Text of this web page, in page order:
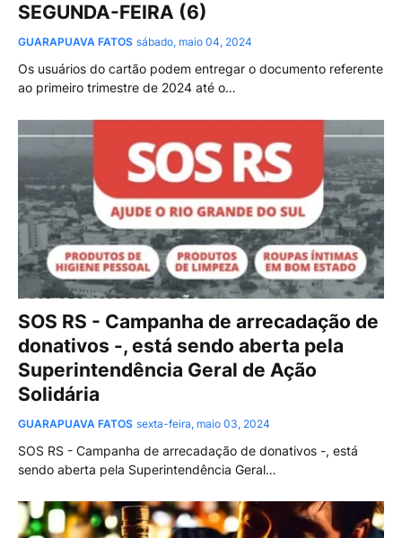
SEGUNDA-FEIRA (6)
GUARAPUAVA FATOS sábado, maio 04, 2024
Os usuários do cartão podem entregar o documento referente
ao primeiro trimestre de 2024 até o…
SOS RS - Campanha de arrecadação de
donativos -, está sendo aberta pela
Superintendência Geral de Ação
Solidária
GUARAPUAVA FATOS sexta-feira, maio 03, 2024
SOS RS - Campanha de arrecadação de donativos -, está
sendo aberta pela Superintendência Geral…